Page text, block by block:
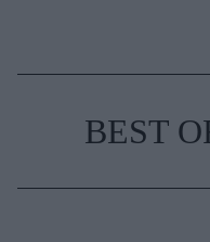
BEST